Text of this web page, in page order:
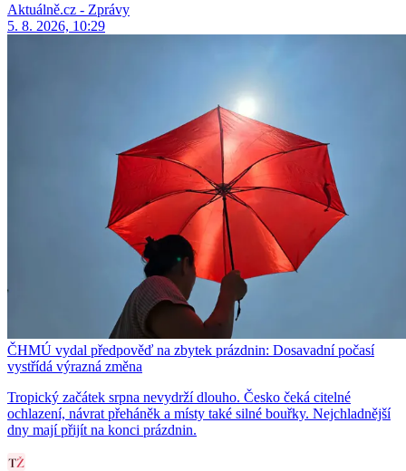
Aktuálně.cz - Zprávy
5. 8. 2026, 10:29
ČHMÚ vydal předpověď na zbytek prázdnin: Dosavadní počasí
vystřídá výrazná změna
Tropický začátek srpna nevydrží dlouho. Česko čeká citelné
ochlazení, návrat přeháněk a místy také silné bouřky. Nejchladnější
dny mají přijít na konci prázdnin.